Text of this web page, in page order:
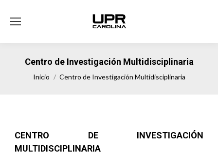
Centro de Investigación Multidisciplinaria
Estás aquí:
Inicio Centro de Investigación Multidisciplinaria
CENTRO DE INVESTIGACIÓN
MULTIDISCIPLINARIA